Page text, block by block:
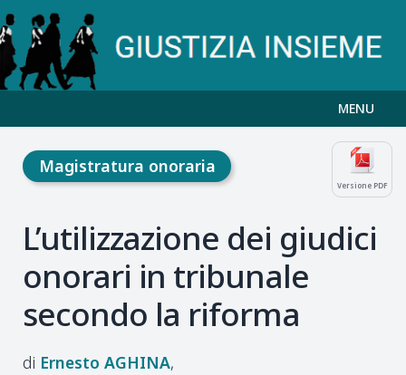
MENU
Versione PDF
Magistratura onoraria
L’utilizzazione dei giudici
onorari in tribunale
secondo la riforma
Ernesto AGHINA